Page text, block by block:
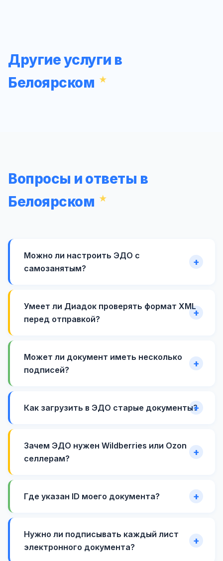
Другие услуги в
Белоярском
Вопросы и ответы в
Белоярском
Можно ли настроить ЭДО с
самозанятым?
Умеет ли Диадок проверять формат XML
перед отправкой?
Может ли документ иметь несколько
подписей?
Как загрузить в ЭДО старые документы?
Зачем ЭДО нужен Wildberries или Ozon
селлерам?
Где указан ID моего документа?
Нужно ли подписывать каждый лист
электронного документа?